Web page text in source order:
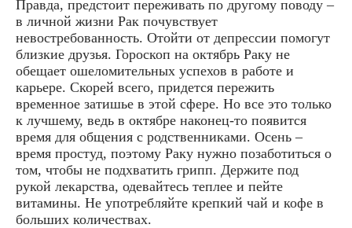
Правда, предстоит переживать по другому поводу –
в личной жизни Рак почувствует
невостребованность. Отойти от депрессии помогут
близкие друзья. Гороскоп на октябрь Раку не
обещает ошеломительных успехов в работе и
карьере. Скорей всего, придется пережить
временное затишье в этой сфере. Но все это только
к лучшему, ведь в октябре наконец-то появится
время для общения с родственниками. Осень –
время простуд, поэтому Раку нужно позаботиться о
том, чтобы не подхватить грипп. Держите под
рукой лекарства, одевайтесь теплее и пейте
витамины. Не употребляйте крепкий чай и кофе в
больших количествах.